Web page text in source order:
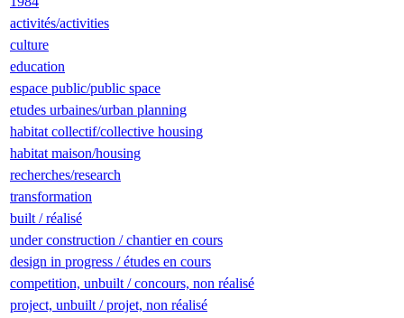
activités/activities
culture
education
espace public/public space
etudes urbaines/urban planning
habitat collectif/collective housing
habitat maison/housing
recherches/research
transformation
built / réalisé
under construction / chantier en cours
design in progress / études en cours
competition, unbuilt / concours, non réalisé
project, unbuilt / projet, non réalisé